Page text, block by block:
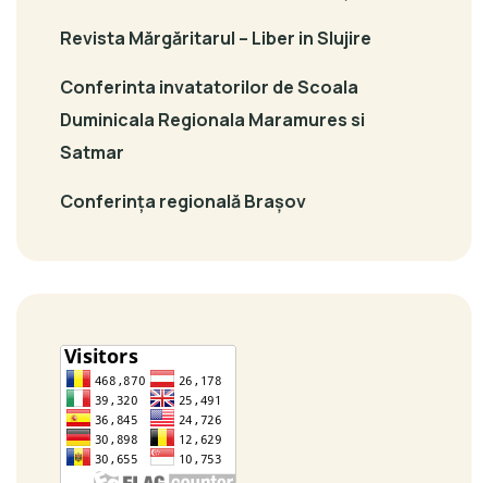
Revista Mărgăritarul – Liber in Slujire
Conferinta invatatorilor de Scoala
Duminicala Regionala Maramures si
Satmar
Conferința regională Brașov